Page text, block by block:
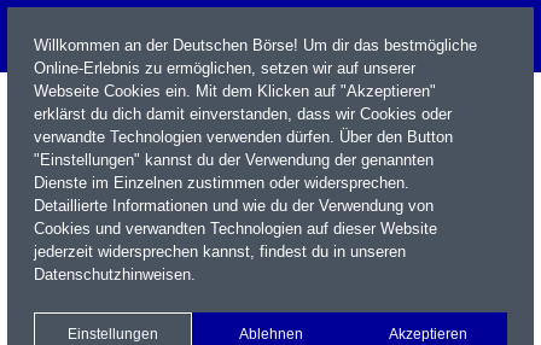
Name / WKN / ISIN / Kürzel
Xetra Realtime
Watchlist Portfolio Login
Willkommen an der Deutschen Börse! Um dir das bestmögliche
Online-Erlebnis zu ermöglichen, setzen wir auf unserer
Webseite Cookies ein. Mit dem Klicken auf "Akzeptieren"
erklärst du dich damit einverstanden, dass wir Cookies oder
verwandte Technologien verwenden dürfen. Über den Button
"Einstellungen" kannst du der Verwendung der genannten
Dienste im Einzelnen zustimmen oder widersprechen.
Detaillierte Informationen und wie du der Verwendung von
Cookies und verwandten Technologien auf dieser Website
jederzeit widersprechen kannst, findest du in unseren
Datenschutzhinweisen.
Einstellungen Ablehnen Akzeptieren